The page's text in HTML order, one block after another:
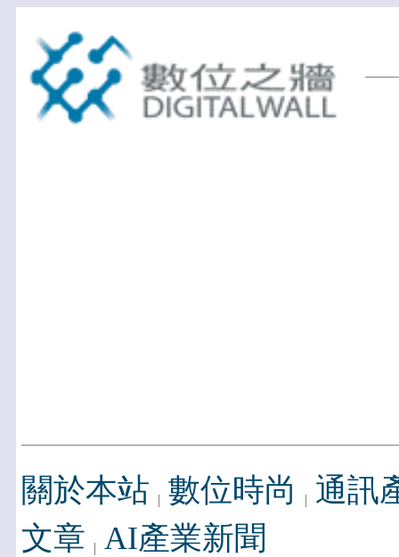
關於本站 數位時尚
通訊
文章 AI產業新聞